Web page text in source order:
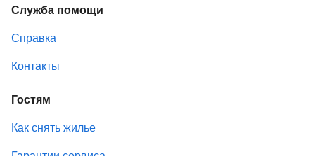
Служба помощи
Справка
Контакты
Гостям
Как снять жилье